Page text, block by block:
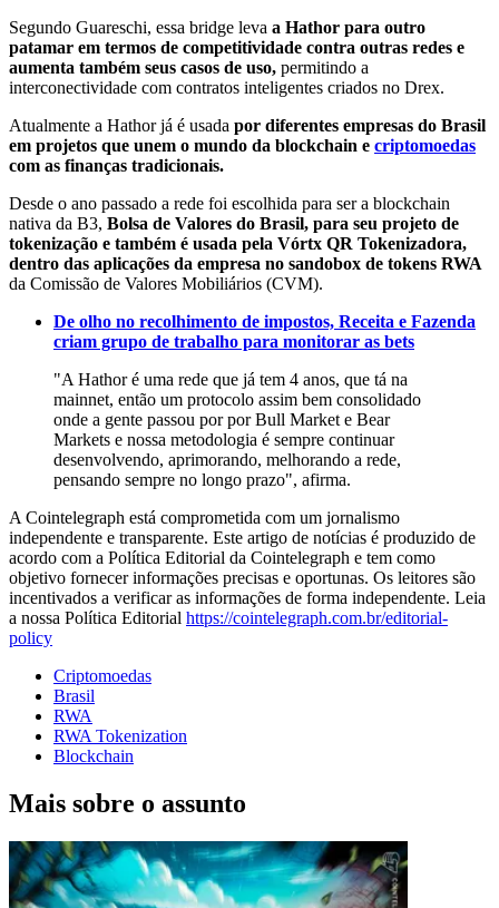
Segundo Guareschi, essa bridge leva a Hathor para outro
patamar em termos de competitividade contra outras redes e
aumenta também seus casos de uso, permitindo a
interconectividade com contratos inteligentes criados no Drex.
Atualmente a Hathor já é usada por diferentes empresas do Brasil
em projetos que unem o mundo da blockchain e criptomoedas
com as finanças tradicionais.
Desde o ano passado a rede foi escolhida para ser a blockchain
nativa da B3, Bolsa de Valores do Brasil, para seu projeto de
tokenização e também é usada pela Vórtx QR Tokenizadora,
dentro das aplicações da empresa no sandobox de tokens RWA
da Comissão de Valores Mobiliários (CVM).
De olho no recolhimento de impostos, Receita e Fazenda
criam grupo de trabalho para monitorar as bets
"A Hathor é uma rede que já tem 4 anos, que tá na
mainnet, então um protocolo assim bem consolidado
onde a gente passou por por Bull Market e Bear
Markets e nossa metodologia é sempre continuar
desenvolvendo, aprimorando, melhorando a rede,
pensando sempre no longo prazo", afirma.
A Cointelegraph está comprometida com um jornalismo
independente e transparente. Este artigo de notícias é produzido de
acordo com a Política Editorial da Cointelegraph e tem como
objetivo fornecer informações precisas e oportunas. Os leitores são
incentivados a verificar as informações de forma independente. Leia
a nossa Política Editorial https://cointelegraph.com.br/editorial-
policy
Criptomoedas
Brasil
RWA
RWA Tokenization
Blockchain
Mais sobre o assunto